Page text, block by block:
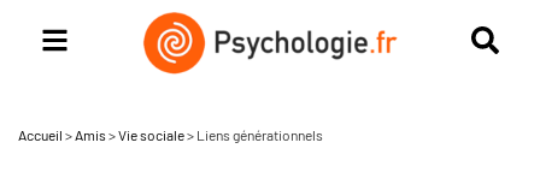
Accueil > Amis >Vie sociale> Liens générationnels